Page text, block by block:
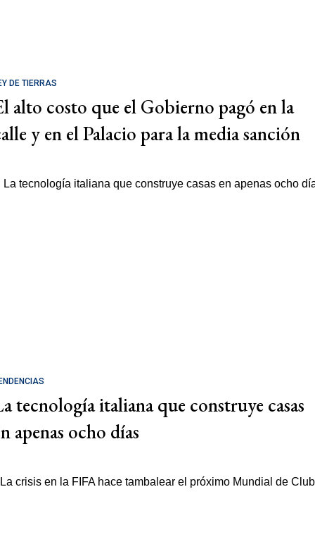
DE TIERRAS
alto costo que el Gobierno pagó en la
y en el Palacio para la media sanción
tecnología italiana que construye casas
apenas ocho días